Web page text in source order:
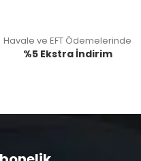
Havale ve EFT Ödemelerinde
%5 Ekstra İndirim